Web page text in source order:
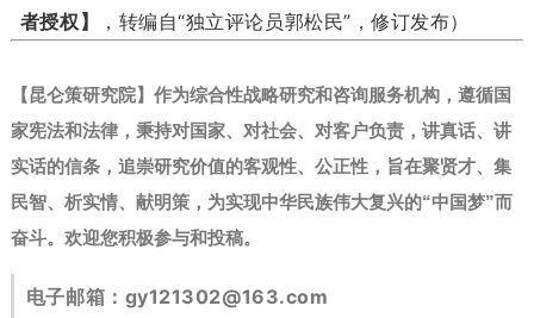
者授权】
，转编自“独立评论员郭松民”，修订发布）
【昆仑策研究院】作为综合性战略研究和咨询服务机构，遵循国
家宪法和法律，秉持对国家、对社会、对客户负责，讲真话、讲
实话的信条，追崇研究价值的客观性、公正性，旨在聚贤才、集
民智、析实情、献明策，为实现中华民族伟大复兴的“中国梦”而
奋斗。 欢迎您积极参与和投稿。
电子邮箱： gy121302@163.com